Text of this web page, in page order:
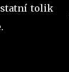
tolik